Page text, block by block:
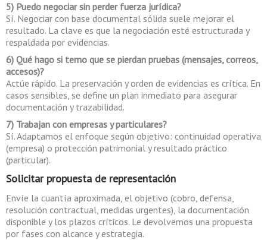
5) Puedo negociar sin perder fuerza jurídica?
Sí. Negociar con base documental sólida suele mejorar el
resultado. La clave es que la negociación esté estructurada y
respaldada por evidencias.
6) Qué hago si temo que se pierdan pruebas (mensajes, correos,
accesos)?
Actúe rápido. La preservación y orden de evidencias es crítica. En
casos sensibles, se define un plan inmediato para asegurar
documentación y trazabilidad.
7) Trabajan con empresas y particulares?
Sí. Adaptamos el enfoque según objetivo: continuidad operativa
(empresa) o protección patrimonial y resultado práctico
(particular).
Solicitar propuesta de representación
Envíe la cuantía aproximada, el objetivo (cobro, defensa,
resolución contractual, medidas urgentes), la documentación
disponible y los plazos críticos. Le devolvemos una propuesta
por fases con alcance y estrategia.